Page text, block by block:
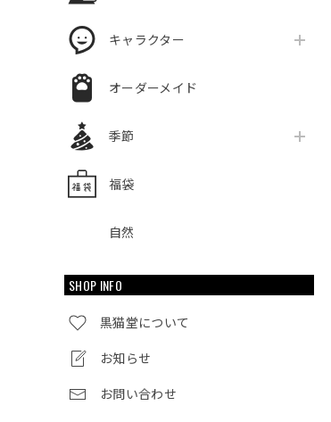
キャラクター
オーダーメイド
季節
福袋
自然
SHOP INFO
黒猫堂について
お知らせ
お問い合わせ